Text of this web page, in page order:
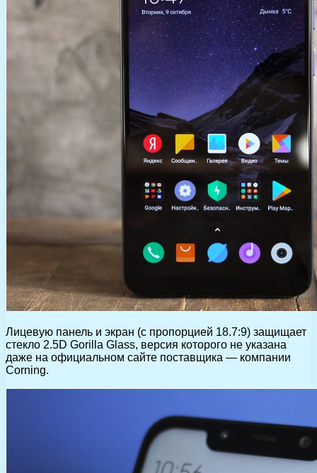
Лицевую панель и экран (с пропорцией 18.7:9) защищает
стекло 2.5D Gorilla Glass, версия которого не указана
даже на официальном сайте поставщика — компании
Corning.